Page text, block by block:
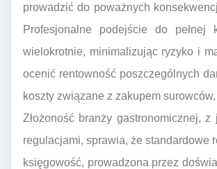
prowadzić do poważnych
Profesjonalne podejście do
wielokrotnie, minimalizując ryzyko i
ocenić rentowność poszczególnych
koszty związane z zakupem
Złożoność branży gastronomicznej,
regulacjami, sprawia, że standardowe
księgowość, prowadzona przez